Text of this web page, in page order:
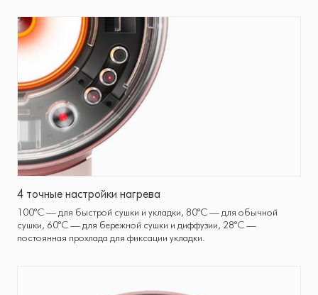
4 точные настройки нагрева
100°C — для быстрой сушки и укладки, 80°C — для обычной
сушки, 60°C — для бережной сушки и диффузии, 28°C —
постоянная прохлада для фиксации укладки.